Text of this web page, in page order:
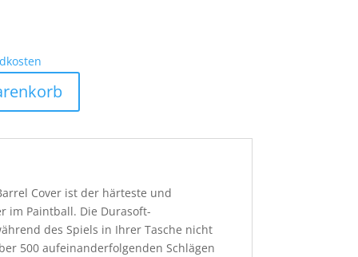
Cover ist der härteste und
im Paintball. Die Durasoft-
des Spiels in Ihrer Tasche nicht
500 aufeinanderfolgenden Schlägen